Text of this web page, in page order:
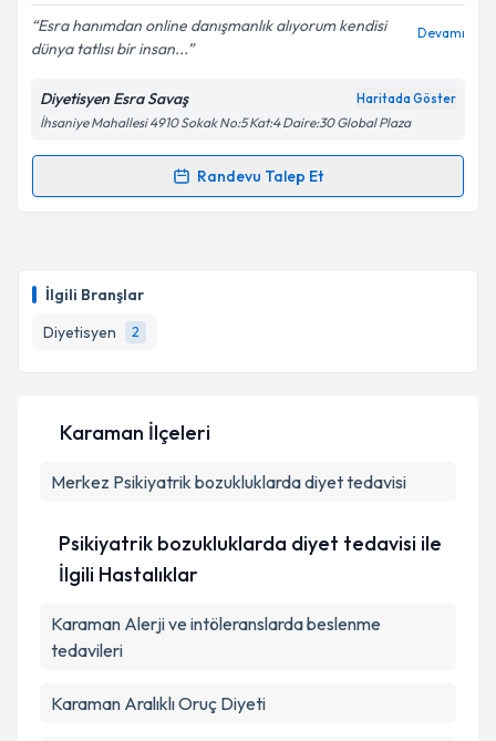
İlgili Branşlar
Diyetisyen
2
Kişisel verilerimin işlenmesine ilişkin
Aydınlatma
Metni'ni okudum ve kişisel verilerimin belirtilen
kapsamda işlenmesini kabul ediyorum.
Esra hanımdan online danışmanlık alıyorum kendisi
dünya tatlısı bir insan...
Devamı
Diyetisyen Esra Savaş Haritada Göster
İhsaniye Mahallesi 4910 Sokak No:5 Kat:4 Daire:30 Global Plaza
Randevu Talep Et
Randevu Takvimi Talebi
hazırlandığında e-posta ile bilgilendireceğiz.
E-posta Adresiniz
Metni'ni okudum ve kişisel verilerimin belirtilen
Takvim Talebini Gönder
Karaman İlçeleri
Merkez Psikiyatrik bozukluklarda diyet tedavisi
Psikiyatrik bozukluklarda diyet tedavisi ile
İlgili Hastalıklar
Karaman Alerji ve intöleranslarda beslenme
tedavileri
Karaman Aralıklı Oruç Diyeti